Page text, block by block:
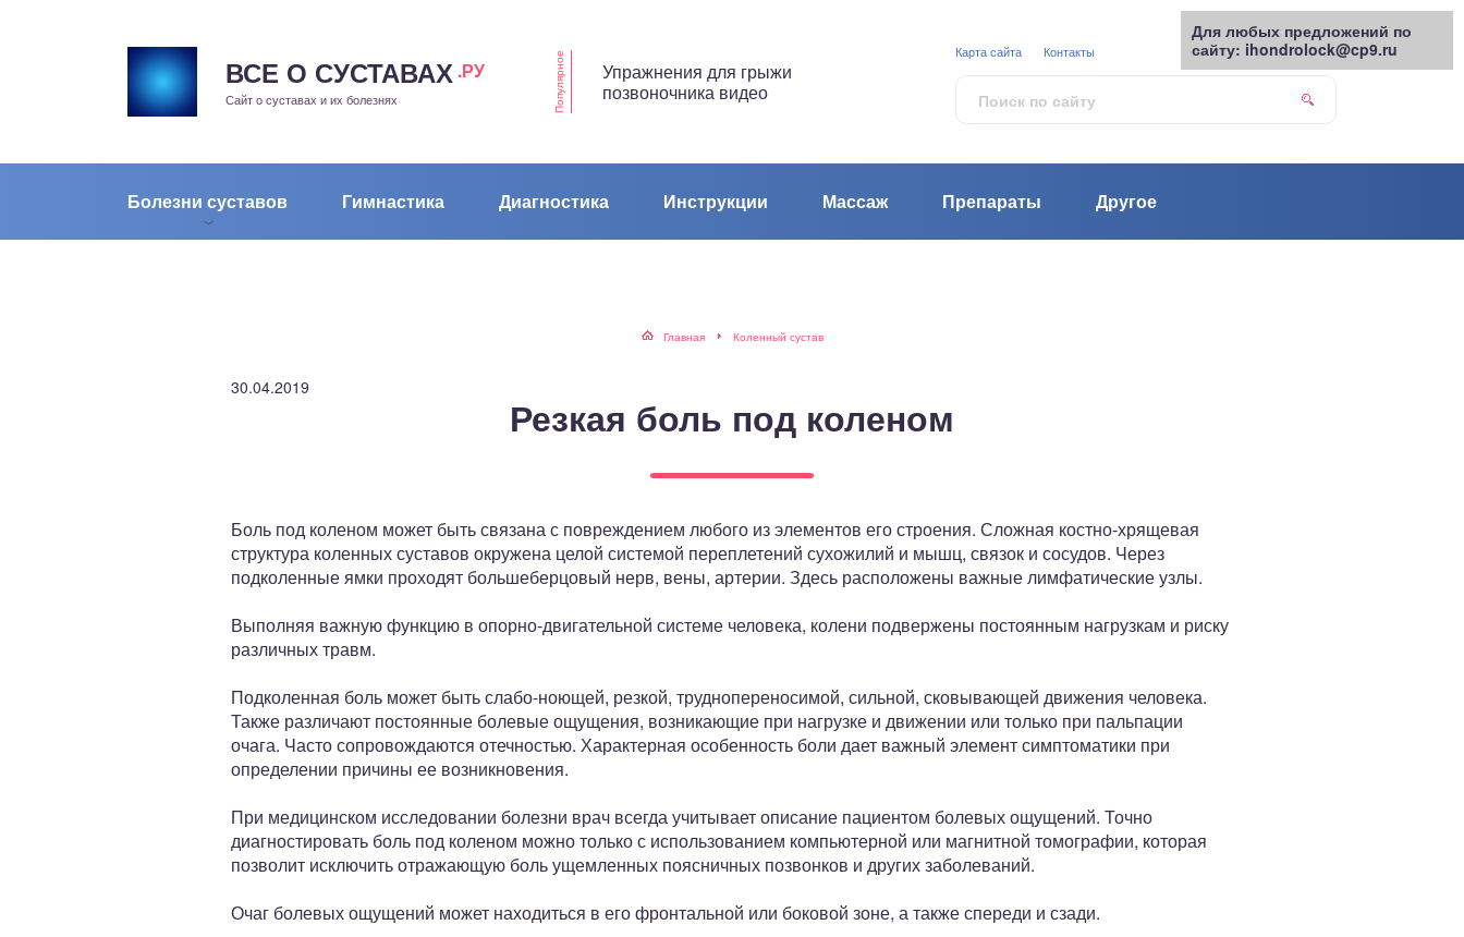
ВСЕ О СУСТАВАХ .РУ
Сайт о суставах и их болезнях Популярное
Упражнения для грыжи
позвоночника видео
Болезни суставов Гимнастика Диагностика Инструкции Массаж Препараты Другое
Карта сайта Контакты
Главная Коленный сустав
30.04.2019
Резкая боль под коленом
Боль под коленом может быть связана с повреждением любого из элементов его строения. Сложная костно-хрящевая
структура коленных суставов окружена целой системой переплетений сухожилий и мышц, связок и сосудов. Через
подколенные ямки проходят большеберцовый нерв, вены, артерии. Здесь расположены важные лимфатические узлы.
Выполняя важную функцию в опорно-двигательной системе человека, колени подвержены постоянным нагрузкам и риску
различных травм.
Подколенная боль может быть слабо-ноющей, резкой, труднопереносимой, сильной, сковывающей движения человека.
Также различают постоянные болевые ощущения, возникающие при нагрузке и движении или только при пальпации
очага. Часто сопровождаются отечностью. Характерная особенность боли дает важный элемент симптоматики при
определении причины ее возникновения.
При медицинском исследовании болезни врач всегда учитывает описание пациентом болевых ощущений. Точно
диагностировать боль под коленом можно только с использованием компьютерной или магнитной томографии, которая
позволит исключить отражающую боль ущемленных поясничных позвонков и других заболеваний.
Очаг болевых ощущений может находиться в его фронтальной или боковой зоне, а также спереди и сзади.
Для любых предложений по
сайту: ihondrolock@cp9.ru